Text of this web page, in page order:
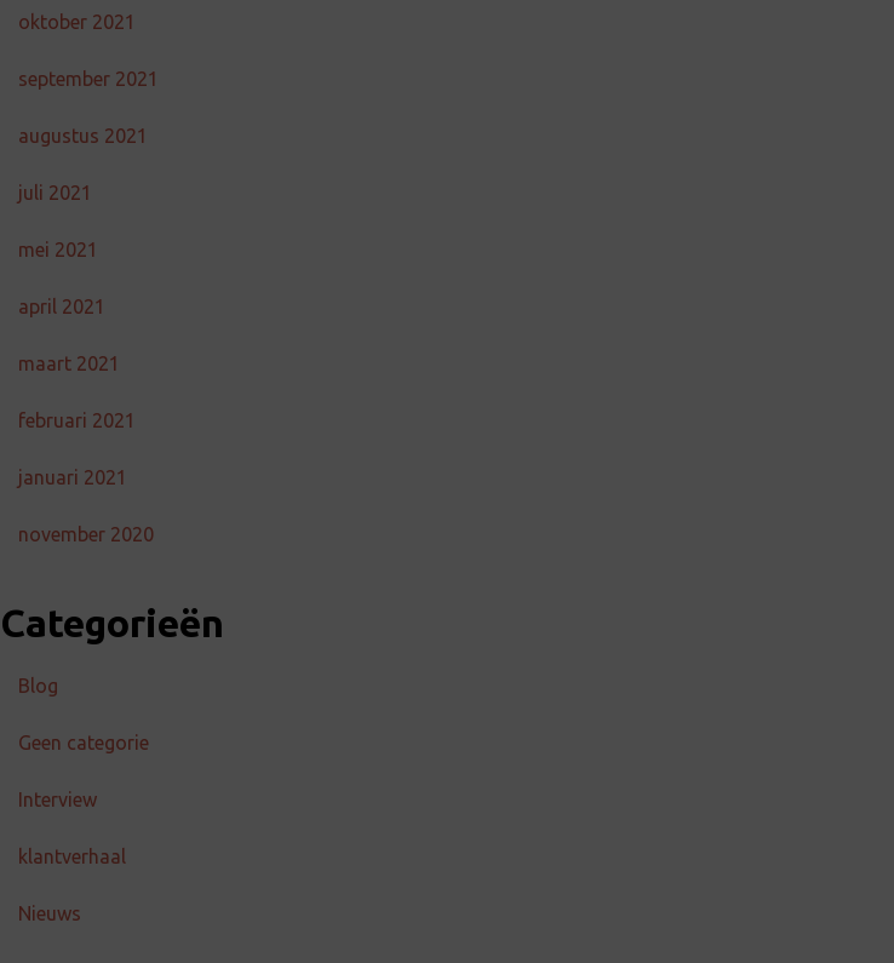
oktober 2021
september 2021
augustus 2021
juli 2021
mei 2021
april 2021
maart 2021
februari 2021
januari 2021
november 2020
Categorieën
Blog
Geen categorie
Interview
klantverhaal
Nieuws